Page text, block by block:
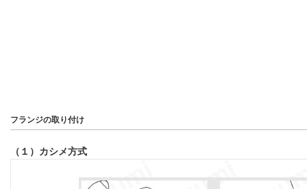
フランジの取り付け
（１）カシメ方式